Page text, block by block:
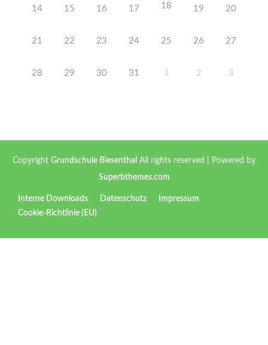
14 15 16 17 18 19 20
21 22 23 24 25 26 27
28 29 30 31 1 2 3
Copyright Grundschule Biesenthal All rights reserved
| Powered by
Superbthemes.com
Interne Downloads Datenschutz
Impressum
Cookie-Richtlinie (EU)